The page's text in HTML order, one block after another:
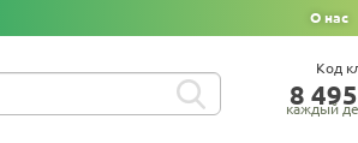
О нас
8‍
каждый
Код